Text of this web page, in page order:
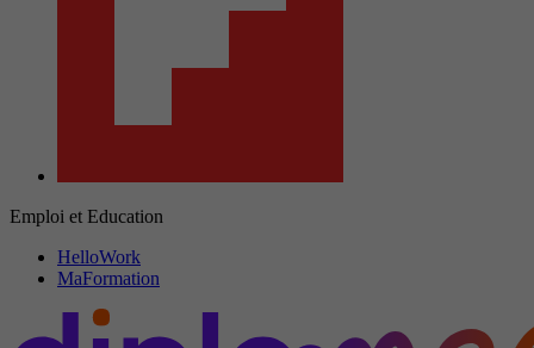
Emploi et Education
HelloWork
MaFormation